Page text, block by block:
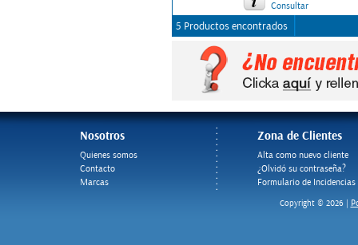
Consultar
5 Productos encontrados
Nosotros
Quienes somos
Contacto
Marcas
Zona de Clientes
Alta como nuevo cliente
¿Olvidó su contraseña?
Formulario de Incidencias
Copyright © 2026 |